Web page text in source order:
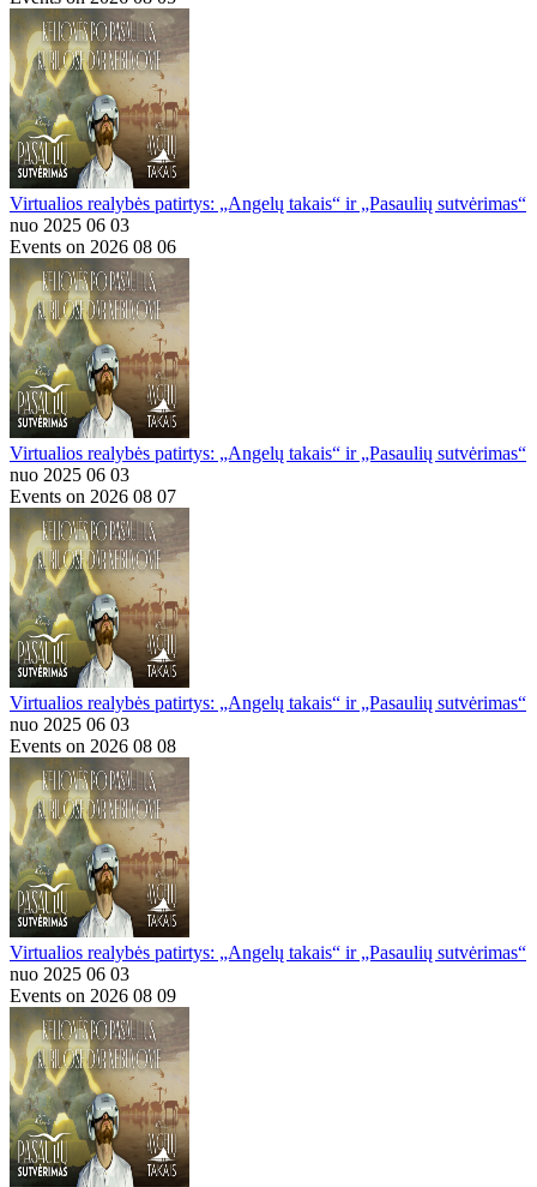
Virtualios realybės patirtys: „Angelų takais“ ir „Pasaulių sutvėrimas“
nuo 2025 06 03
Events on 2026 08 06
Virtualios realybės patirtys: „Angelų takais“ ir „Pasaulių sutvėrimas“
nuo 2025 06 03
Events on 2026 08 07
Virtualios realybės patirtys: „Angelų takais“ ir „Pasaulių sutvėrimas“
nuo 2025 06 03
Events on 2026 08 08
Virtualios realybės patirtys: „Angelų takais“ ir „Pasaulių sutvėrimas“
nuo 2025 06 03
Events on 2026 08 09